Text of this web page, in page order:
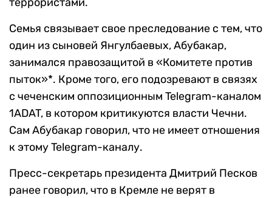
Семья связывает свое преследование с тем, что
один из сыновей Янгулбаевых, Абубакар,
занимался правозащитой в «Комитете против
пыток»*. Кроме того, его подозревают в связях
с чеченским оппозиционным Telegram-каналом
1ADAT, в котором критикуются власти Чечни.
Сам Абубакар говорил, что не имеет отношения
к этому Telegram-каналу.
Пресс-секретарь президента Дмитрий Песков
ранее говорил, что в Кремле не верят в